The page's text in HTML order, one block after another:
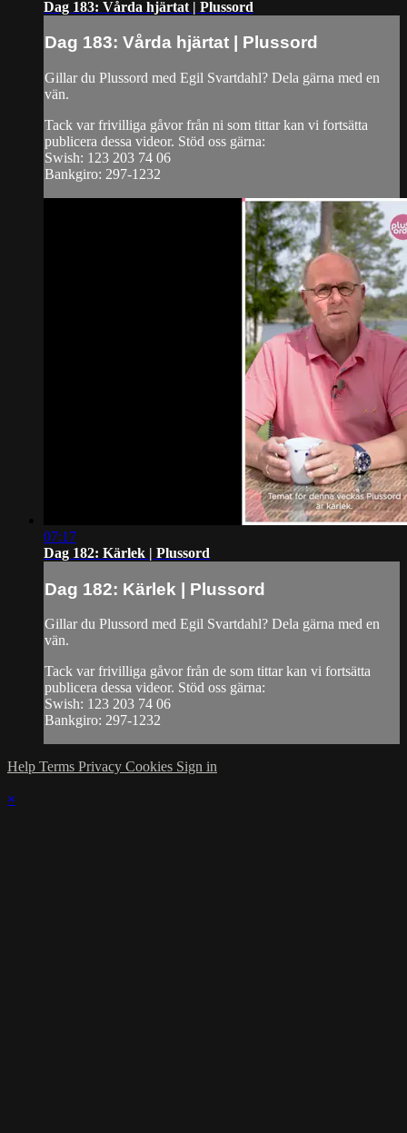
Dag 183: Vårda hjärtat | Plussord
Dag 183: Vårda hjärtat | Plussord
Gillar du Plussord med Egil Svartdahl? Dela gärna med en
vän.
Tack var frivilliga gåvor från ni som tittar kan vi fortsätta
publicera dessa videor. Stöd oss gärna:
Swish: 123 203 74 06
Bankgiro: 297-1232
07:17
Dag 182: Kärlek | Plussord
Dag 182: Kärlek | Plussord
Gillar du Plussord med Egil Svartdahl? Dela gärna med en
vän.
Tack var frivilliga gåvor från de som tittar kan vi fortsätta
publicera dessa videor. Stöd oss gärna:
Swish: 123 203 74 06
Bankgiro: 297-1232
Help Terms Privacy Cookies Sign in
×